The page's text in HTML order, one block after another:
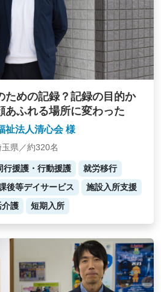
ための記録？記録の目的か
あふれる場所に変わった
祉法人清心会 様
玉県／約320名
行援護・行動援護
就労移行
後等デイサービス
施設入所支援
介護
短期入所